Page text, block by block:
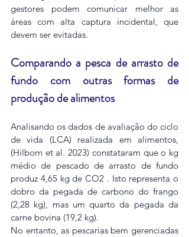
gestores podem comunicar melhor as
áreas com alta captura incidental, que
devem ser evitadas.
Comparando a pesca de arrasto de
fundo com outras formas de
produção de alimentos
Analisando os dados de avaliação do ciclo
de vida (LCA) realizada em alimentos,
(Hilborn et al. 2023) constataram que o kg
médio de pescado de arrasto de fundo
produz 4,65 kg de CO2 . Isto representa o
dobro da pegada de carbono do frango
(2,28 kg), mas um quarto da pegada da
carne bovina (19,2 kg).
No entanto, as pescarias bem gerenciadas